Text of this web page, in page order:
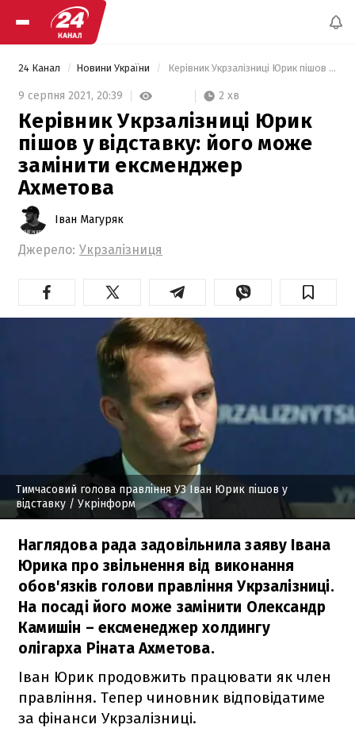
24 Канал Новини України Керівник Укрзалізниці Юрик пішов у відставку: його може замінити ексменджер Ахметова
9 серпня 2021, 20:39 2 хв
Керівник Укрзалізниці Юрик
пішов у відставку: його може
замінити ексменджер
Ахметова
Іван Магуряк
Джерело: Укрзалізниця
Тимчасовий голова правління УЗ Іван Юрик пішов у
відставку / Укрінформ
Наглядова рада задовільнила заяву Івана
Юрика про звільнення від виконання
обов'язків голови правління Укрзалізниці.
На посаді його може замінити Олександр
Камишін – ексменеджер холдингу
олігарха Ріната Ахметова.
Іван Юрик продовжить працювати як член
правління. Тепер чиновник відповідатиме
за фінанси Укрзалізниці.